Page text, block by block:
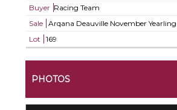
Buyer Racing Team
Sale
Arqana Deauville November Yearling
Lot
169
PHOTOS